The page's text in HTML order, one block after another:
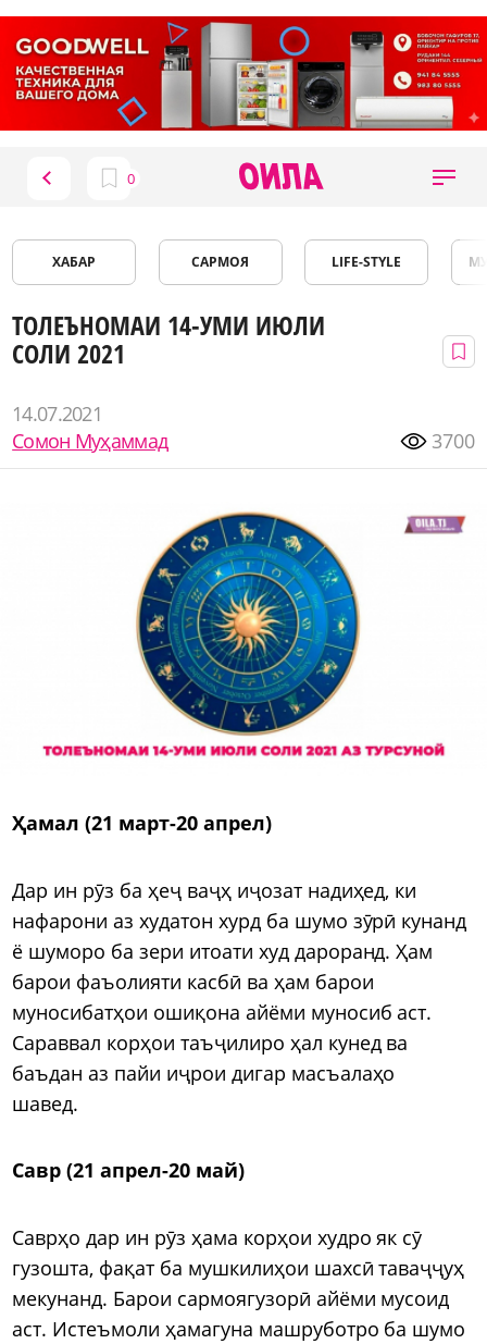
ХАБАР САРМОЯ LIFE-STYLE
ТОЛЕЪНОМАИ 14-УМИ ИЮЛИ
СОЛИ 2021
14.07.2021
Сомон Муҳаммад
3700
Ҳамал (21 март-20 апрел)
Дар ин рӯз ба ҳеҷ ваҷҳ иҷозат надиҳед, ки
нафарони аз худатон хурд ба шумо зӯрӣ кунанд
ё шуморо ба зери итоати худ дароранд. Ҳам
барои фаъолияти касбӣ ва ҳам барои
муносибатҳои ошиқона айёми муносиб аст.
Сараввал корҳои таъҷилиро ҳал кунед ва
баъдан аз пайи иҷрои дигар масъалаҳо
шавед.
Савр (21 апрел-20 май)
Саврҳо дар ин рӯз ҳама корҳои худро як сӯ
гузошта, фақат ба мушкилиҳои шахсӣ таваҷҷуҳ
мекунанд. Барои сармоягузорӣ айёми мусоид
аст. Истеъмоли ҳамагуна машруботро ба шумо